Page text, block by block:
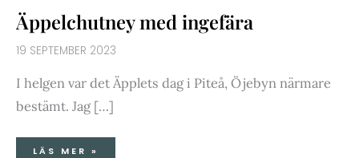
Äppelchutney med ingefära
19 SEPTEMBER 2023
I helgen var det Äpplets dag i Piteå, Öjebyn närmare
bestämt. Jag […]
LÄS MER »